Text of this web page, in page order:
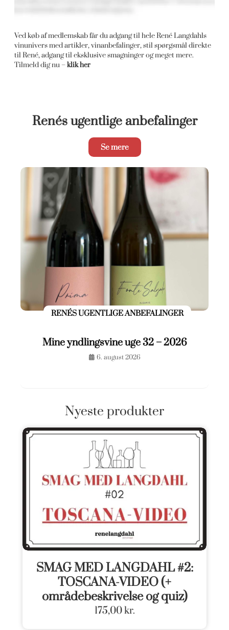
Ved køb af medlemskab får du adgang til hele René Langdahls
vinunivers med artikler, vinanbefalinger, stil spørgsmål direkte
til René, adgang til eksklusive smagninger og meget mere.
Tilmeld dig nu –klik her
Renés ugentlige anbefalinger
Se mere
RENÉS UGENTLIGE ANBEFALINGER
Mine yndlingsvine uge 32 – 2026
6. august 2026
Nyeste produkter
SMAG MED LANGDAHL #2:
TOSCANA-VIDEO (+
områdebeskrivelse og quiz)
175,00kr.